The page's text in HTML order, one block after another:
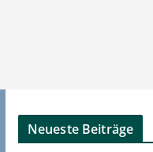
Neueste Beiträge